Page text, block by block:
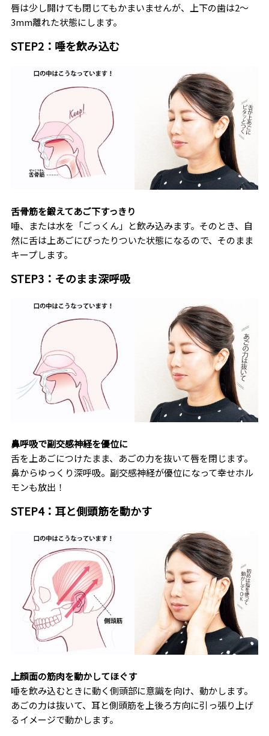
唇は少し開けても閉じてもかまいませんが、上下の歯は2～
3mm離れた状態にします。
STEP2：唾を飲み込む
舌骨筋を鍛えてあご下すっきり
唾、または水を「ごっくん」と飲み込みます。そのとき、自
然に舌は上あごにぴったりついた状態になるので、そのまま
キープします。
STEP3：そのまま深呼吸
鼻呼吸で副交感神経を優位に
舌を上あごにつけたまま、あごの力を抜いて唇を閉じます。
鼻からゆっくり深呼吸。副交感神経が優位になって幸せホル
モンも放出！
STEP4：耳と側頭筋を動かす
上顔面の筋肉を動かしてほぐす
唾を飲み込むときに動く側頭部に意識を向け、動かします。
あごの力は抜いて、耳と側頭筋を上後ろ方向に引っ張り上げ
るイメージで動かします。